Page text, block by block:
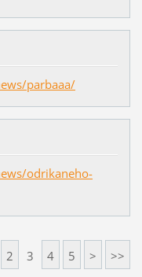
parbaaa/
odrikaneho-
2 3 4 5 > >>